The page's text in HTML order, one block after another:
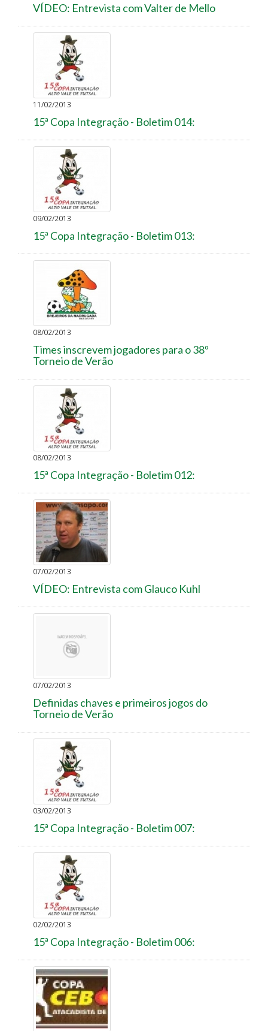
VÍDEO: Entrevista com Valter de Mello
11/02/2013
15ª Copa Integração - Boletim 014:
09/02/2013
15ª Copa Integração - Boletim 013:
08/02/2013
Times inscrevem jogadores para o 38º
Torneio de Verão
08/02/2013
15ª Copa Integração - Boletim 012:
07/02/2013
VÍDEO: Entrevista com Glauco Kuhl
07/02/2013
Definidas chaves e primeiros jogos do
Torneio de Verão
03/02/2013
15ª Copa Integração - Boletim 007:
02/02/2013
15ª Copa Integração - Boletim 006: